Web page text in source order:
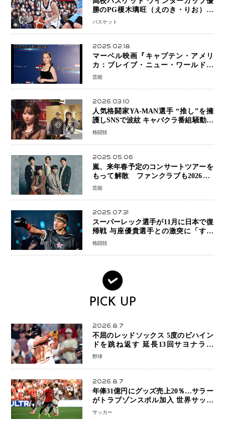
勝のPG榎木璃旺（えのき・りお）が
プロの現場へ―。
バスケット
2025.02.18
マーベル映画『キャプテン・アメリ
カ：ブレイブ・ニュー・ワールド』
新ブラック・ウィドウ役のシラ・ハー
芸能
2026.03.10
人気格闘家YA-MAN選手 “推し”を擁
護しSNSで波紋 キャバクラ番組騒動に
参戦…結果的にPR効果も？
格闘技
2025.05.06
嵐、来年春予定のコンサートツアーを
もって解散 ファンクラブも2026年5
月末で活動終了
芸能
2025.07.31
スーパーレック選手が11月に日本で復
帰戦 与座優貴選手との激突に「すべ
ての技術を見せたい」
格闘技
PICK UP
2026.8.7
不屈のレッドソックス 5度のビハイン
ドを跳ね返す 延長13回サヨナラ勝
ち 吉田正尚選手も2安打1打点で貢献 4
野球
2026.8.7
年俸31億円にグッズ売上20％…サラー
がトラブゾンスポル加入 世界サッカ
ーは「五大リーグ一強」から新時代へ
サッカー